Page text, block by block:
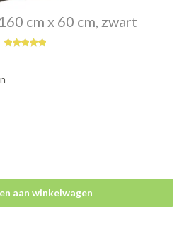
cm x 60 cm, zwart
aan winkelwagen